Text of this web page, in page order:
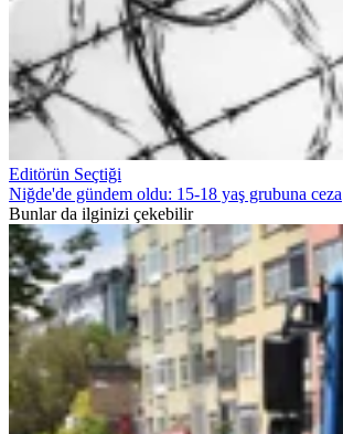
Editörün Seçtiği
Niğde'de gündem oldu: 15-18 yaş grubuna ceza
Bunlar da ilginizi çekebilir